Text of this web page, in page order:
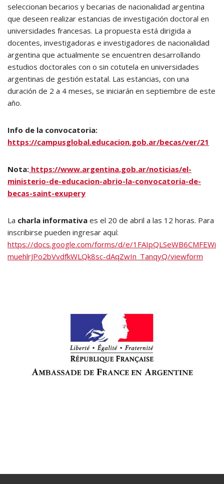
seleccionan becarios y becarias de nacionalidad argentina
que deseen realizar estancias de investigación doctoral en
universidades francesas. La propuesta está dirigida a
docentes, investigadoras e investigadores de nacionalidad
argentina que actualmente se encuentren desarrollando
estudios doctorales con o sin cotutela en universidades
argentinas de gestión estatal. Las estancias, con una
duración de 2 a 4 meses, se iniciarán en septiembre de este
año.
Info de la convocatoria:
https://campusglobal.educacion.gob.ar/becas/ver/21
Nota: https://www.argentina.gob.ar/noticias/el-
ministerio-de-educacion-abrio-la-convocatoria-de-
becas-saint-exupery
La charla informativa es el 20 de abril a las 12 horas. Para
inscribirse pueden ingresar aquí:
https://docs.google.com/forms/d/e/1FAIpQLSeWB6CMFEWi
muehlrJPo2bVvdfkWLQk8sc-dAqZwIn_TanqyQ/viewform